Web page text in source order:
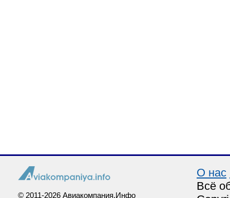
© 2011-2026 Авиакомпания.Инфо
О нас
Всё